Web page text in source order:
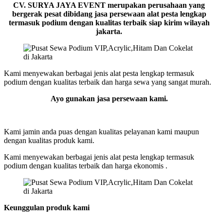
CV. SURYA JAYA EVENT merupakan perusahaan yang
bergerak pesat dibidang jasa persewaan alat pesta lengkap
termasuk podium dengan kualitas terbaik siap kirim wilayah
jakarta.
Kami menyewakan berbagai jenis alat pesta lengkap termasuk
podium dengan kualitas terbaik dan harga sewa yang sangat murah.
Ayo gunakan jasa persewaan kami.
Kami jamin anda puas dengan kualitas pelayanan kami maupun
dengan kualitas produk kami.
Kami menyewakan berbagai jenis alat pesta lengkap termasuk
podium dengan kualitas terbaik dan harga ekonomis .
Keunggulan produk kami